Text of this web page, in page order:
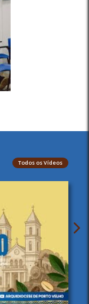
Todos os Vídeos